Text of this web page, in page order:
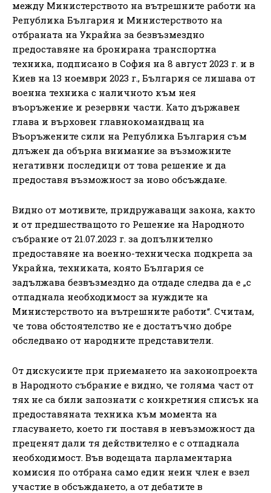
между Министерството на вътрешните работи на
Република България и Министерството на
отбраната на Украйна за безвъзмездно
предоставяне на бронирана транспортна
техника, подписано в София на 8 август 2023 г. и в
Киев на 13 ноември 2023 г., България се лишава от
военна техника с наличното към нея
въоръжение и резервни части. Като държавен
глава и върховен главнокомандващ на
Въоръжените сили на Република България съм
длъжен да обърна внимание за възможните
негативни последици от това решение и да
предоставя възможност за ново обсъждане.
Видно от мотивите, придружаващи закона, както
и от предшестващото го Решение на Народното
събрание от 21.07.2023 г. за допълнително
предоставяне на военно-техническа подкрепа за
Украйна, техниката, която България се
задължава безвъзмездно да отдаде следва да е „с
отпаднала необходимост за нуждите на
Министерството на вътрешните работи“. Считам,
че това обстоятелство не е достатъчно добре
обследвано от народните представители.
От дискусиите при приемането на законопроекта
в Народното събрание е видно, че голяма част от
тях не са били запознати с конкретния списък на
предоставяната техника към момента на
гласуването, което ги поставя в невъзможност да
преценят дали тя действително е с отпаднала
необходимост. Във водещата парламентарна
комисия по отбрана само един неин член е взел
участие в обсъждането, а от дебатите в